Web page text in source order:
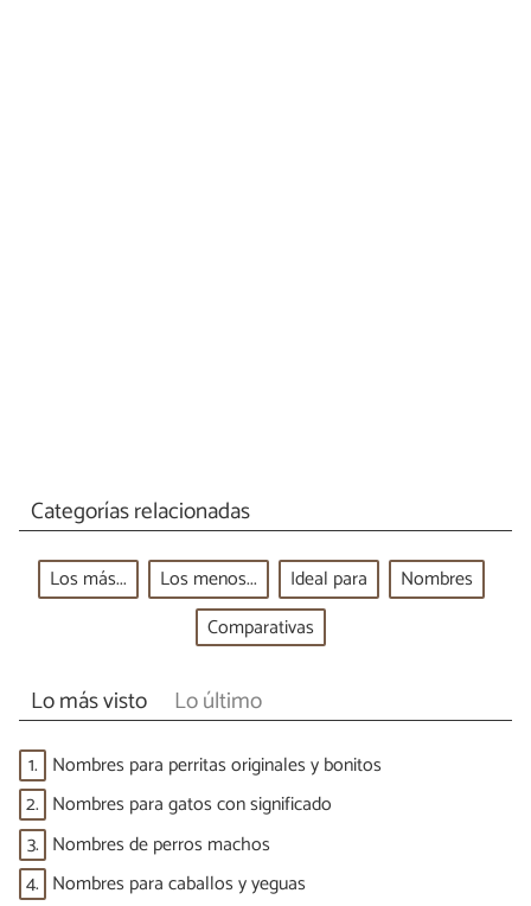
Categorías relacionadas
Los más... Los menos... Ideal para
Nombres
Comparativas
Lo más visto Lo último
1. Nombres para perritas originales y bonitos
2. Nombres para gatos con significado
3. Nombres de perros machos
4. Nombres para caballos y yeguas